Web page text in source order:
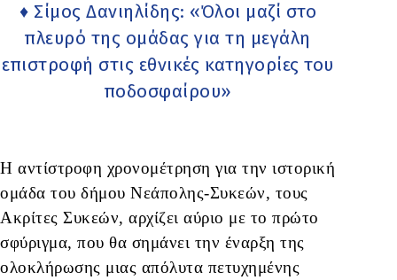
♦ Σίμος Δανιηλίδης: «Όλοι μαζί στο
πλευρό της ομάδας για τη μεγάλη
επιστροφή στις εθνικές κατηγορίες του
ποδοσφαίρου»
Η αντίστροφη χρονομέτρηση για την ιστορική
ομάδα του δήμου Νεάπολης-Συκεών, τους
Ακρίτες Συκεών, αρχίζει αύριο με το πρώτο
σφύριγμα, που θα σημάνει την έναρξη της
ολοκλήρωσης μιας απόλυτα πετυχημένης